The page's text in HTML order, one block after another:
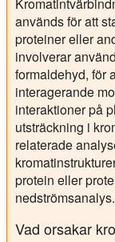
används för att
proteiner eller
involverar
formaldehyd, för
interagerande
interaktioner på
utsträckning i
relaterade
protein eller
nedströmsanalys.
Vad orsakar